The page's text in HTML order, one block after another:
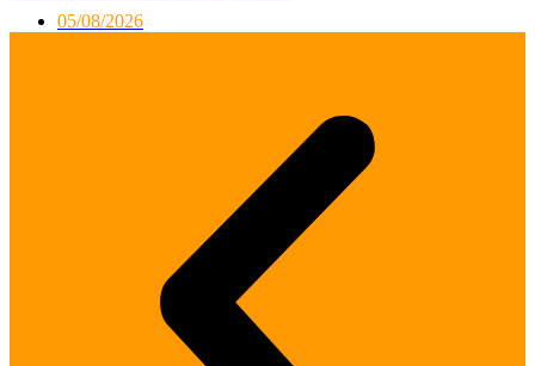
05/08/2026